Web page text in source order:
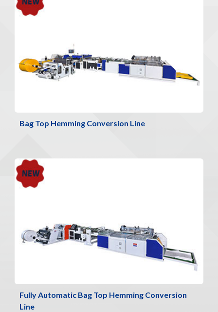
Bag Top Hemming Conversion Line
Fully Automatic Bag Top Hemming Conversion
Line